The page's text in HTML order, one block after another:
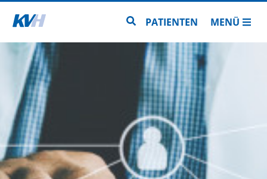
Zur Startseite Zur Seitensuche
PATIENTEN MENÜ